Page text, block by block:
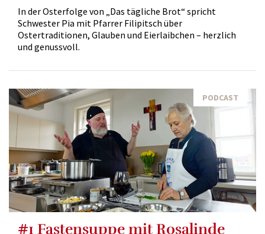
In der Osterfolge von „Das tägliche Brot“ spricht
Schwester Pia mit Pfarrer Filipitsch über
Ostertraditionen, Glauben und Eierlaibchen – herzlich
und genussvoll.
PODCAST
#1 Fastensuppe mit Rosalinde